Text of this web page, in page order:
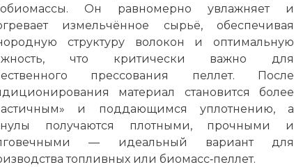
Он равномерно увлажняет и
измельчённое сырьё, обеспечивая
структуру волокон и оптимальную
что критически важно для
прессования пеллет. После
материал становится более
и поддающимся уплотнению, а
получаются плотными, прочными и
— идеальный вариант для
топливных или биомасс‑пеллет.